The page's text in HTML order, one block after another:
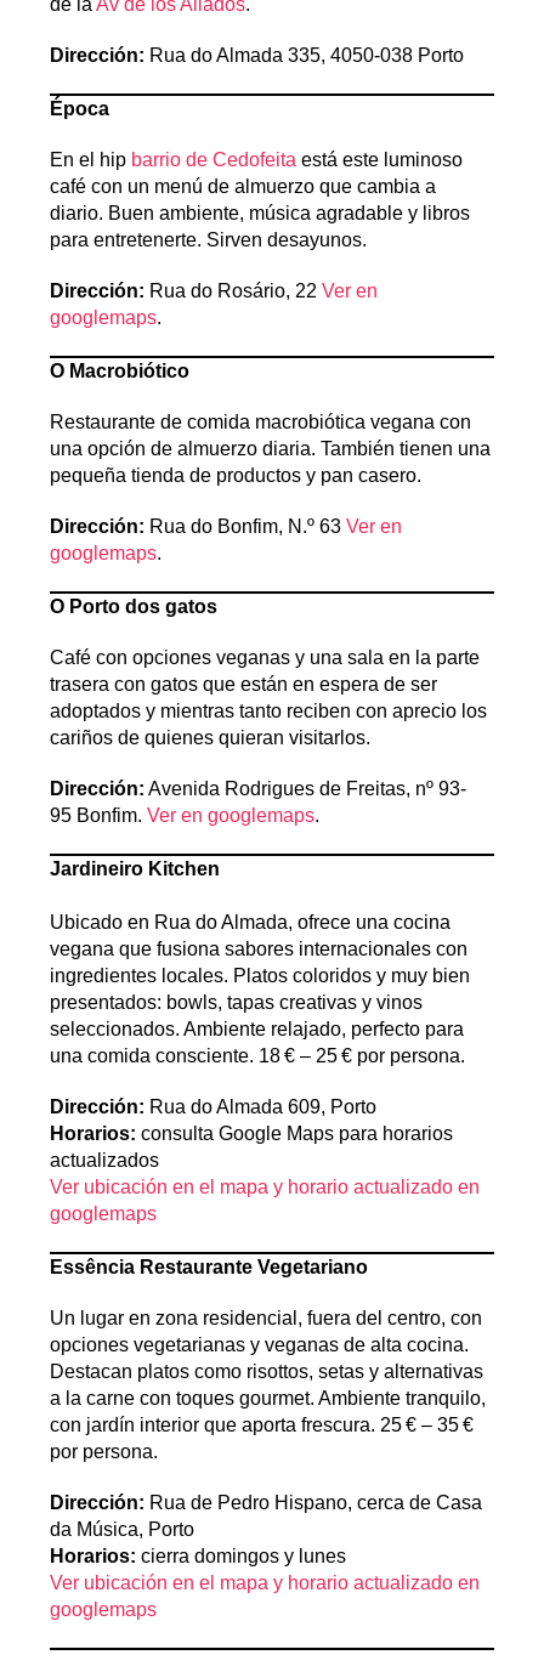
Dirección: Rua do Almada 335, 4050-038 Porto
Época
En el hip barrio de Cedofeita está este luminoso
café con un menú de almuerzo que cambia a
diario. Buen ambiente, música agradable y libros
para entretenerte. Sirven desayunos.
Dirección: Rua do Rosário, 22Ver en
googlemaps.
O Macrobiótico
Restaurante de comida macrobiótica vegana con
una opción de almuerzo diaria. También tienen una
pequeña tienda de productos y pan casero.
Dirección: Rua do Bonfim, N.º 63 Ver en
googlemaps.
O Porto dos gatos
Café con opciones veganas y una sala en la parte
trasera con gatos que están en espera de ser
adoptados y mientras tanto reciben con aprecio los
cariños de quienes quieran visitarlos.
Dirección: Avenida Rodrigues de Freitas, nº 93-
95 Bonfim.Ver en googlemaps.
Jardineiro Kitchen
Ubicado en Rua do Almada, ofrece una cocina
vegana que fusiona sabores internacionales con
ingredientes locales. Platos coloridos y muy bien
presentados: bowls, tapas creativas y vinos
seleccionados. Ambiente relajado, perfecto para
una comida consciente. 18 € – 25 € por persona.
Dirección: Rua do Almada 609, Porto
Horarios: consulta Google Maps para horarios
actualizados
Ver ubicación en el mapa y horario actualizado en
googlemaps
Essência Restaurante Vegetariano
Un lugar en zona residencial, fuera del centro, con
opciones vegetarianas y veganas de alta cocina.
Destacan platos como risottos, setas y alternativas
a la carne con toques gourmet. Ambiente tranquilo,
con jardín interior que aporta frescura. 25 € – 35 €
por persona.
Dirección: Rua de Pedro Hispano, cerca de Casa
da Música, Porto
Horarios:cierra domingos y lunes
Ver ubicación en el mapa y horario actualizado en
googlemaps